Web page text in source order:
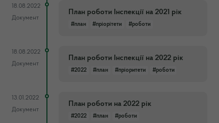
18.08.2022
Документ
План роботи Інспекції на 2021 рік
#план #пріорітети #роботи
18.08.2022
Документ
План роботи Інспекції на 2022 рік
#2022 #план #пріоритети #роботи
13.01.2022
Документ
План роботи на 2022 рік
#2022 #план #роботи